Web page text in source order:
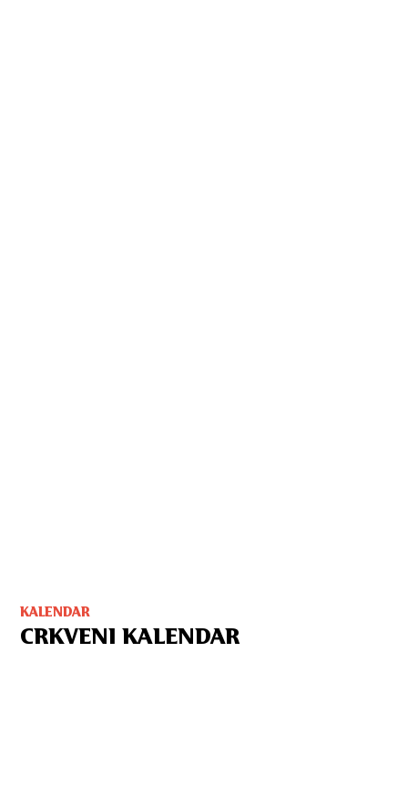
KALENDAR
CRKVENI KALENDAR